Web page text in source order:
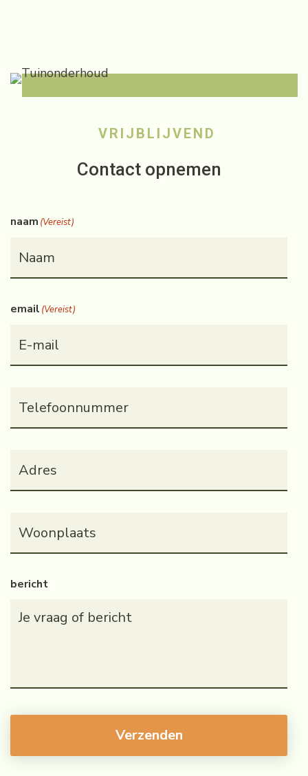
VRIJBLIJVEND
Contact opnemen
naam (Vereist)
email (Vereist)
bericht